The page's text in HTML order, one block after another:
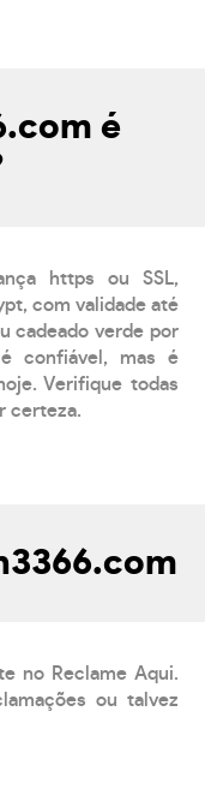
é
https ou SSL,
com validade até
cadeado verde por
confiável, mas é
Verifique todas
certeza.
no Reclame Aqui.
ou talvez